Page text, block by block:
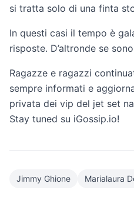
si tratta solo di una finta
In questi casi il tempo è
risposte. D’altronde se
Ragazze e ragazzi
sempre informati e
privata dei vip del jet set
Stay tuned su iGossip.io!
Jimmy Ghione Marialaura